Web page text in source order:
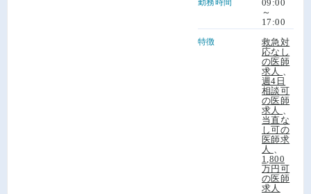
09:00
～
17:00
特徴
救急対
応なし
の医師
求人
週4日
相談可
の医師
求人
当直な
し可の
医師求
人
1,800
万円可
の医師
求人